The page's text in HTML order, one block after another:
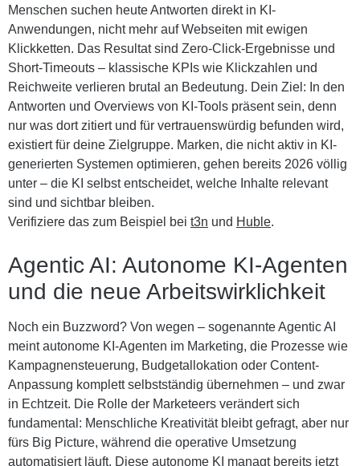
Menschen suchen heute Antworten direkt in KI-
Anwendungen, nicht mehr auf Webseiten mit ewigen
Klickketten. Das Resultat sind Zero-Click-Ergebnisse und
Short-Timeouts – klassische KPIs wie Klickzahlen und
Reichweite verlieren brutal an Bedeutung. Dein Ziel: In den
Antworten und Overviews von KI-Tools präsent sein, denn
nur was dort zitiert und für vertrauenswürdig befunden wird,
existiert für deine Zielgruppe. Marken, die nicht aktiv in KI-
generierten Systemen optimieren, gehen bereits 2026 völlig
unter – die KI selbst entscheidet, welche Inhalte relevant
sind und sichtbar bleiben.
Verifiziere das zum Beispiel bei t3n und Huble.
Agentic AI: Autonome KI-Agenten
und die neue Arbeitswirklichkeit
Noch ein Buzzword? Von wegen – sogenannte Agentic AI
meint autonome KI-Agenten im Marketing, die Prozesse wie
Kampagnensteuerung, Budgetallokation oder Content-
Anpassung komplett selbstständig übernehmen – und zwar
in Echtzeit. Die Rolle der Marketeers verändert sich
fundamental: Menschliche Kreativität bleibt gefragt, aber nur
fürs Big Picture, während die operative Umsetzung
automatisiert läuft. Diese autonome KI managt bereits jetzt